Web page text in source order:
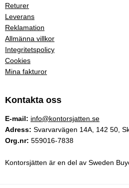
Returer
Leverans
Reklamation
Allmänna villkor
Integritetspolicy
Cookies
Mina fakturor
Kontakta oss
E-mail: info@kontorsjatten.se
Adress: Svarvarvägen 14A, 142 50,
Org.nr: 559016-7838
Kontorsjätten är en del av Sweden